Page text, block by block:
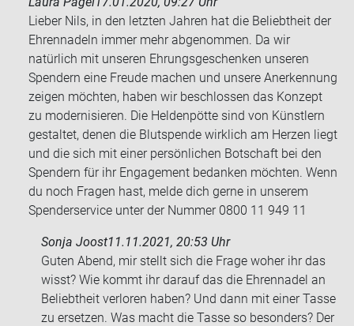
Lieber Nils, in den letzten Jahren hat die Beliebtheit der
Ehrennadeln immer mehr abgenommen. Da wir
natürlich mit unseren Ehrungsgeschenken unseren
Spendern eine Freude machen und unsere Anerkennung
zeigen möchten, haben wir beschlossen das Konzept
zu modernisieren. Die Heldenpötte sind von Künstlern
gestaltet, denen die Blutspende wirklich am Herzen liegt
und die sich mit einer persönlichen Botschaft bei den
Spendern für ihr Engagement bedanken möchten. Wenn
du noch Fragen hast, melde dich gerne in unserem
Spenderservice unter der Nummer 0800 11 949 11
Sonja Joost11.11.2021, 20:53 Uhr
Guten Abend, mir stellt sich die Frage woher ihr das
wisst? Wie kommt ihr dar­auf das die Eh­ren­na­del an
Be­liebt­heit ver­lo­ren haben? Und dann mit einer Tasse
zu er­set­zen. Was macht die Tasse so be­son­ders? Der